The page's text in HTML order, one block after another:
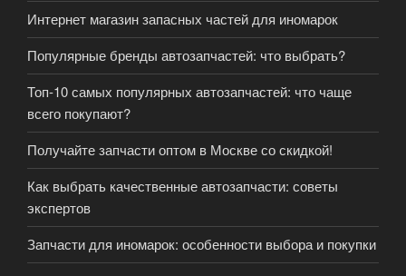
Интернет магазин запасных частей для иномарок
Популярные бренды автозапчастей: что выбрать?
Топ-10 самых популярных автозапчастей: что чаще
всего покупают?
Получайте запчасти оптом в Москве со скидкой!
Как выбрать качественные автозапчасти: советы
экспертов
Запчасти для иномарок: особенности выбора и покупки